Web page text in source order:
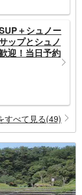
＋シュノー
ップとシュノ
迎！当日予約
影する写真の
※お一人様も
すべて見る(49)